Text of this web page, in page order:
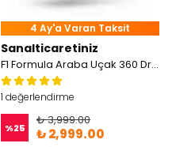
4 Ay'a Varan Taksit
Sanalticaretiniz
F1 Formula Araba Uçak 360 Drone
1 değerlendirme
%25
₺ 3,999.00
₺ 2,999.00